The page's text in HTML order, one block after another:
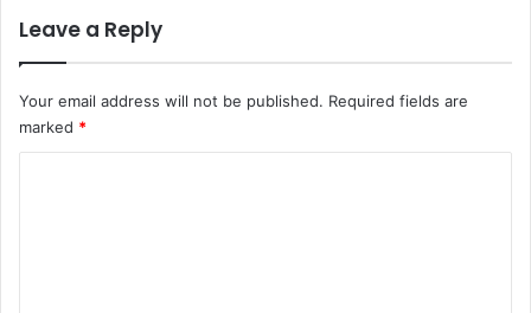
Leave a Reply
Your email address will not be published. Required fields are
marked *